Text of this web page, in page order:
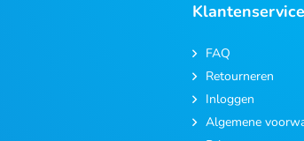
Klantenservice
FAQ
Retourneren
Inloggen
Algemene